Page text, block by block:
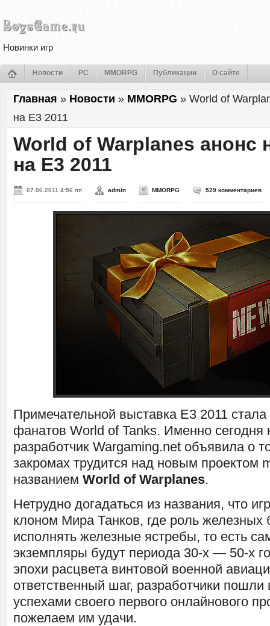
Новинки игр
Новости PC MMORPG Публикации О сайте
Главная » Новости » MMORPG » World of
на E3 2011
World of Warplanes анонс
на E3 2011
07.06.2011 4:56 пп admin MMORPG 529 комментариев
Примечательной выставка E3 2011
фанатов World of Tanks. Именно сегодня
разработчик Wargaming.net объявила о
закромах трудится над новым проектом
названием World of Warplanes.
Нетрудно догадаться из названия, что
клоном Мира Танков, где роль железных
исполнять железные ястребы, то есть
экземпляры будут периода 30-х — 50-х
эпохи расцвета винтовой военной
ответственный шаг, разработчики
успехами своего первого онлайнового
пожелаем им удачи.